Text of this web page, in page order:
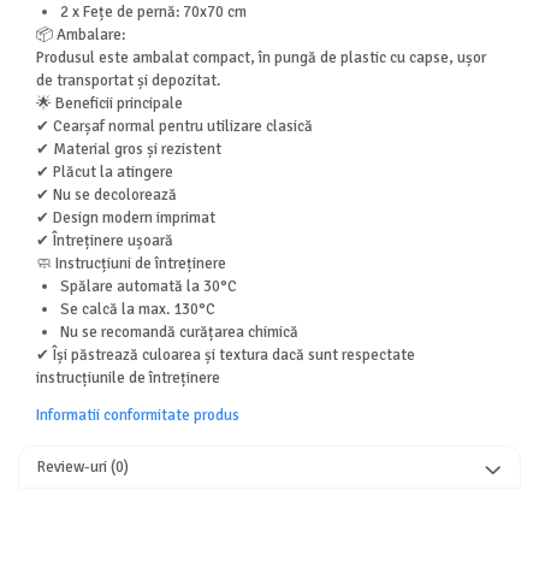
2 x Fețe de pernă: 70x70 cm
📦 Ambalare:
Produsul este ambalat compact, în pungă de plastic cu capse, ușor
de transportat și depozitat.
🌟 Beneficii principale
✔ Cearșaf normal pentru utilizare clasică
✔ Material gros și rezistent
✔ Plăcut la atingere
✔ Nu se decolorează
✔ Design modern imprimat
✔ Întreținere ușoară
🧼 Instrucțiuni de întreținere
Spălare automată la 30°C
Se calcă la max. 130°C
Nu se recomandă curățarea chimică
✔ Își păstrează culoarea și textura dacă sunt respectate
instrucțiunile de întreținere
Informatii conformitate produs
Review-uri(0)